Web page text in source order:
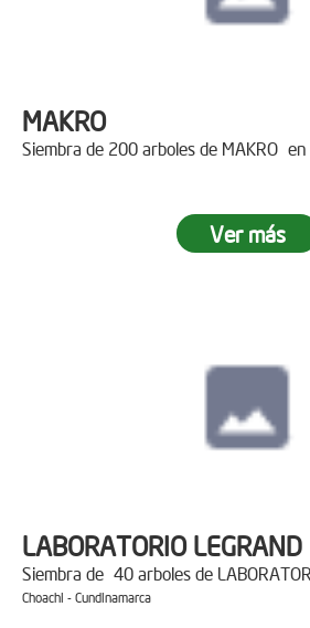
MAKRO
Siembra de 200 arboles de MAKRO en
Ver más
LABORATORIO LEGRAND
Siembra de 40 arboles de
Choachi - Cundinamarca